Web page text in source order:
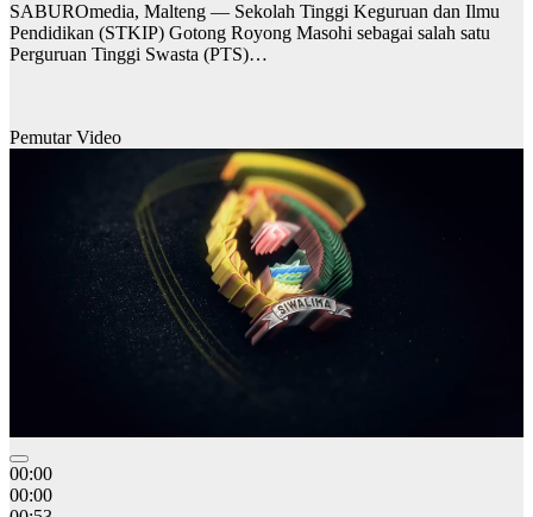
SABUROmedia, Malteng — Sekolah Tinggi Keguruan dan Ilmu
Pendidikan (STKIP) Gotong Royong Masohi sebagai salah satu
Perguruan Tinggi Swasta (PTS)…
Pemutar Video
00:00
00:00